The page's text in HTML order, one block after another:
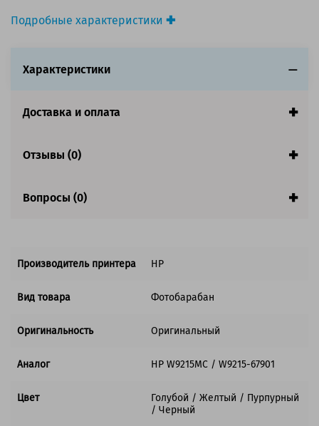
Подробные характеристики
Оригинальность:Оригинальный
заполнении страницы
Характеристики
Доставка и оплата
Отзывы (0)
Вопросы (0)
Производитель принтера HP
Вид товара Фотобарабан
Оригинальность Оригинальный
Аналог HP W9215MC / W9215-67901
Цвет
Голубой / Желтый / Пурпурный
/ Черный